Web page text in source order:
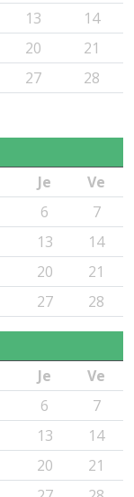
13
14
20
21
27
28
Je
Ve
6
7
13
14
20
21
27 28
Je
Ve
6
7
13
14
20
21